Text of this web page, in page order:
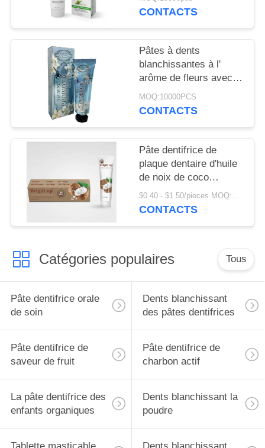
MATIÈRE
PROTECTION
VIE
toxique
CONTACTS
Pâtes à dents
blanchissantes à l'
arôme de fleurs avec
sorbitol Silica 400g
Carton en papier blanc
MOQ:10000PCS
CONTACTS
Pâte dentifrice de
plaque dentaire d'huile
de noix de coco
organique naturelle de
90% anti
$0.40 - $1.50/pieces MOQ:240 morceaux
CONTACTS
Catégories populaires Tous
Pâte dentifrice orale
de soin
Dents blanchissant
des pâtes dentifrices
Pâte dentifrice de
saveur de fruit
Pâte dentifrice de
charbon actif
La pâte dentifrice des
enfants organiques
Dents blanchissant la
poudre